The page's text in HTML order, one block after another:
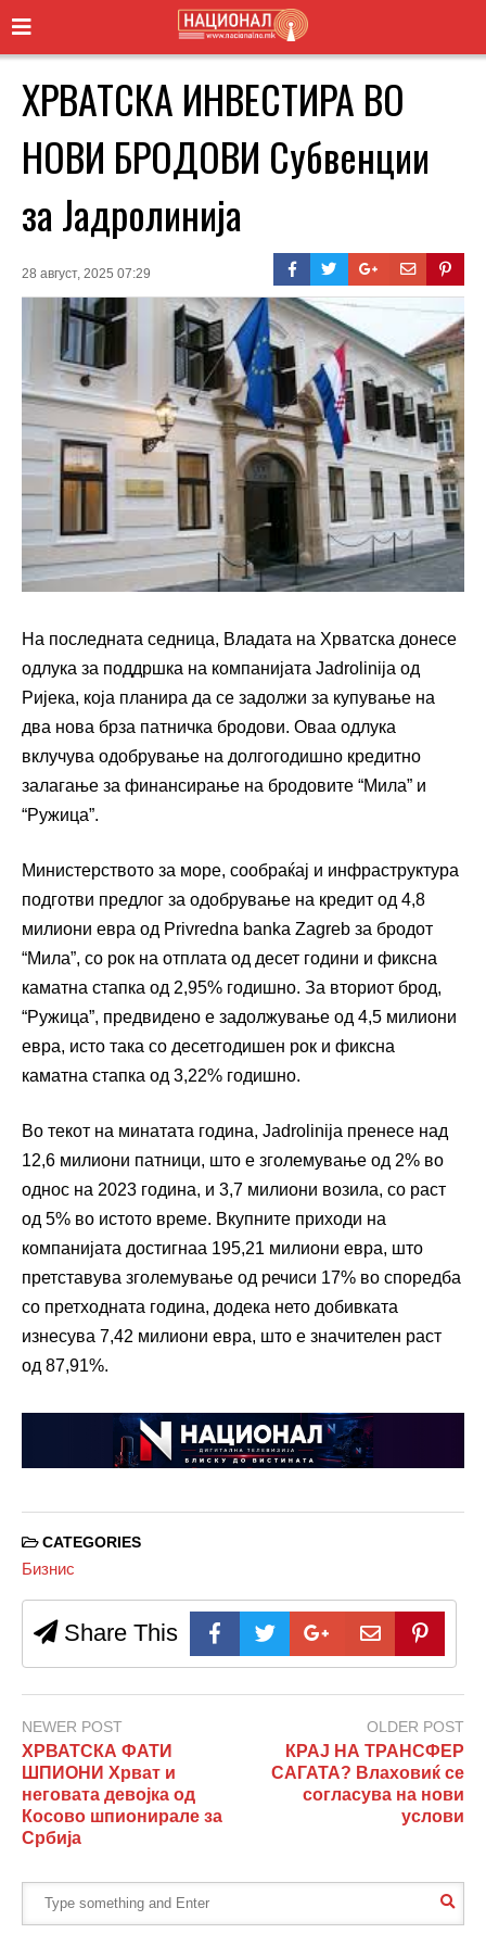
ХРВАТСКА ИНВЕСТИРА ВО
НОВИ БРОДОВИ Субвенции
за Јадролинија
28 август, 2025 07:29
На последната седница, Владата на Хрватска донесе
одлука за поддршка на компанијата Jadrolinija од
Ријека, која планира да се задолжи за купување на
два нова брза патничка бродови. Оваа одлука
вклучува одобрување на долгогодишно кредитно
залагање за финансирање на бродовите “Мила” и
“Ружица”.
Министерството за море, сообраќај и инфраструктура
подготви предлог за одобрување на кредит од 4,8
милиони евра од Privredna banka Zagreb за бродот
“Мила”, со рок на отплата од десет години и фиксна
каматна стапка од 2,95% годишно. За вториот брод,
“Ружица”, предвидено е задолжување од 4,5 милиони
евра, исто така со десетгодишен рок и фиксна
каматна стапка од 3,22% годишно.
Во текот на минатата година, Jadrolinija пренесе над
12,6 милиони патници, што е зголемување од 2% во
однос на 2023 година, и 3,7 милиони возила, со раст
од 5% во истото време. Вкупните приходи на
компанијата достигнаа 195,21 милиони евра, што
претставува зголемување од речиси 17% во споредба
со претходната година, додека нето добивката
изнесува 7,42 милиони евра, што е значителен раст
од 87,91%.
CATEGORIES
Бизнис
Share This
NEWER POST
ХРВАТСКА ФАТИ
ШПИОНИ Хрват и
неговата девојка од
Косово шпионирале за
Србија
OLDER POST
КРАЈ НА ТРАНСФЕР
САГАТА? Влаховиќ се
согласува на нови
услови